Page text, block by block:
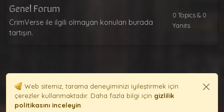
Genel Forum
CrimVerse ile ilgili olmayan konuları burada
tartışın.
0 Topics & 0
Yanıts
Web sitemiz, tarama deneyiminizi iyileştirmek için
çerezler kullanmaktadır. Daha fazla bilgi için gizlilik
politikasını inceleyin
×